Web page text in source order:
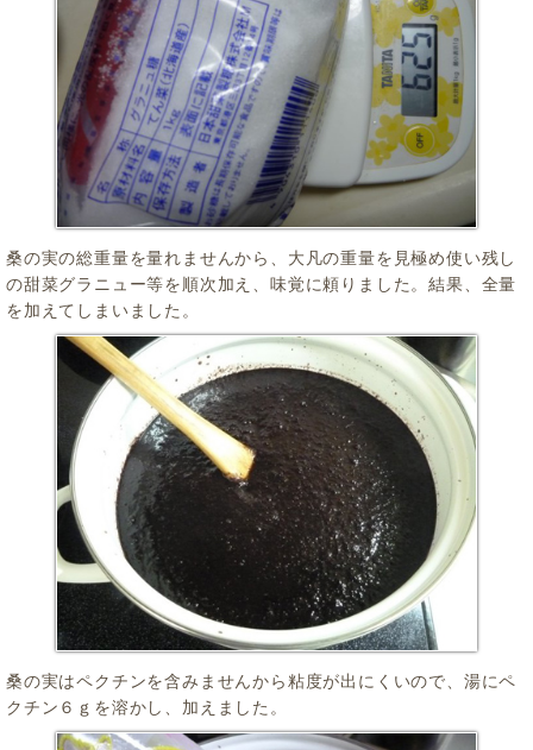
桑の実の総重量を量れませんから、大凡の重量を見極め使い残し
の甜菜グラニュー等を順次加え、味覚に頼りました。結果、全量
を加えてしまいました。
桑の実はペクチンを含みませんから粘度が出にくいので、湯にペ
クチン６ｇを溶かし、加えました。